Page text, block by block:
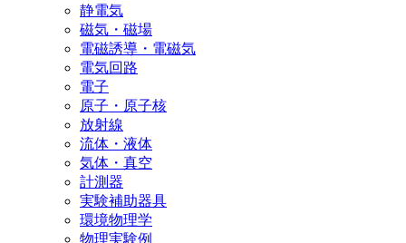
静電気
磁気・磁場
電磁誘導・電磁気
電気回路
電子
原子・原子核
放射線
流体・液体
気体・真空
計測器
実験補助器具
環境物理学
物理実験例